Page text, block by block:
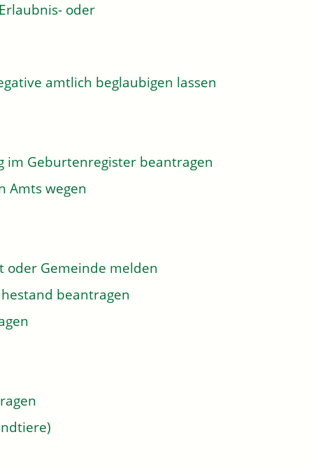
oder
amtlich beglaubigen lassen
im Geburtenregister beantragen
Amts wegen
oder Gemeinde melden
beantragen